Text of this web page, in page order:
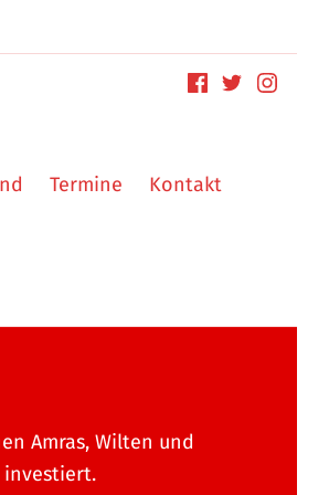
Termine Kontakt
Amras, Wilten und
investiert.